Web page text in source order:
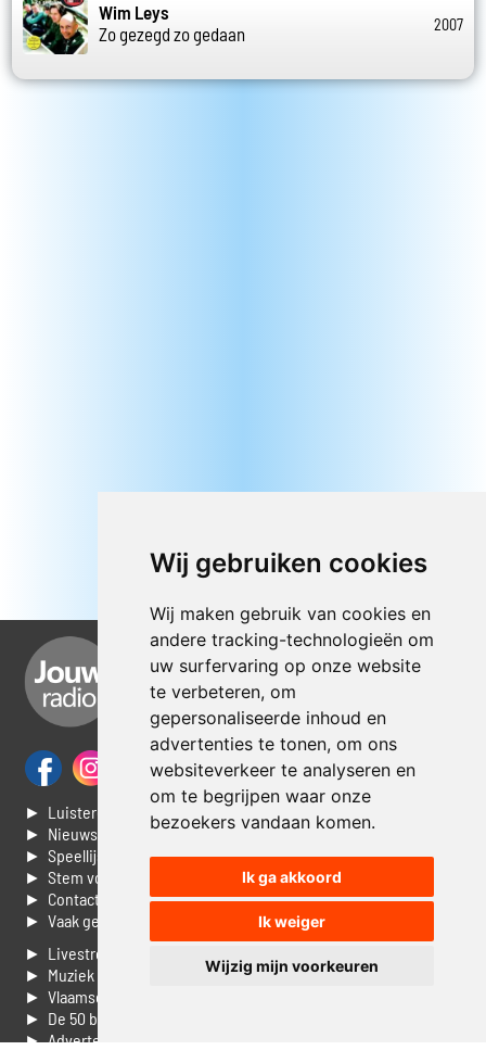
Wij gebruiken cookies
Wij maken gebruik van cookies en
andere tracking-technologieën om
uw surfervaring op onze website
te verbeteren, om
gepersonaliseerde inhoud en
advertenties te tonen, om ons
websiteverkeer te analyseren en
om te begrijpen waar onze
bezoekers vandaan komen.
Ik ga akkoord
Ik weiger
Wijzig mijn voorkeuren
Wim Leys
Zo gezegd zo gedaan
2007
► Luisteren naar Jouwradio
► Nieuws
► Speellijst
► Stem voor de Dag top 3
► Contacteer ons
► Vaak gestelde vragen
► Livestream informatie
► Muziek opzoeken
► Vlaamse 100 Aller tijden
► De 50 beste van...
► Adverteren op Jouwradio